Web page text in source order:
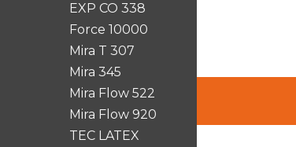
EXP CO 338
Force 10000
Mira T 307
Mira 345
Mira Flow 522
Mira Flow 920
TEC LATEX